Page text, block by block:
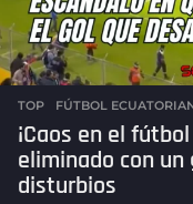
TOP ,FÚTBOL
¡Caos en el
eliminado con
disturbios